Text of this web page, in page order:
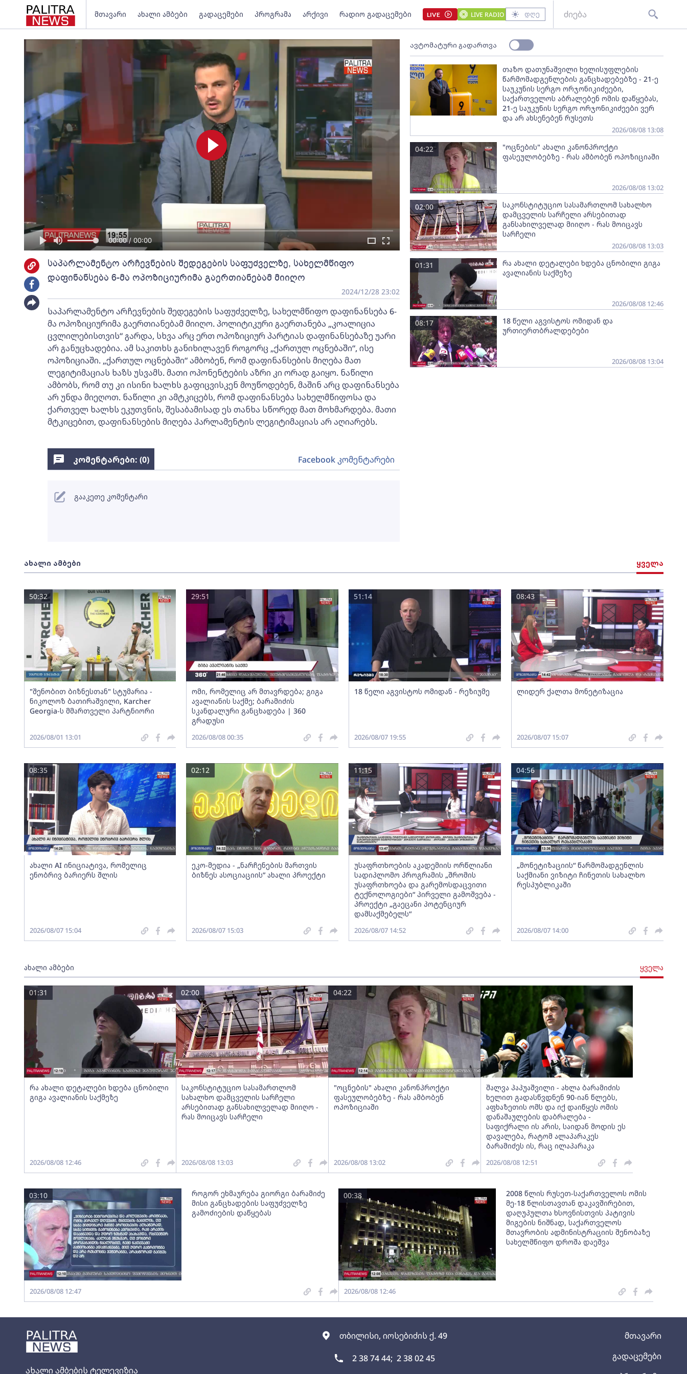
მთავარი ახალი ამბები გადაცემები პროგრამა არქივი რადიო გადაცემები LIVE LIVE RADIO დღე
ახალი ამბების ტელევიზია
თბილისი, იოსებიძის ქ. 49
2 38 74 44; 2 38 02 45
მთავარი
გადაცემები
00:00 / 00:00
საპარლამენტო არჩევნების შედეგების საფუძველზე, სახელმწიფო
დაფინანსება 6-მა ოპოზიციურიმა გაერთიანებამ მიიღო
2024/12/28 23:02
საპარლამენტო არჩევნების შედეგების საფუძველზე, სახელმწიფო დაფინანსება 6-
მა ოპოზიციურიმა გაერთიანებამ მიიღო. პოლიტიკური გაერთანება „კოალიცია
ცვლილებისთვის“ გარდა, სხვა არც ერთ ოპოზიციურ პარტიას დაფინანსებაზე უარი
არ განუცხადებია. ამ საკითხს განიხილავენ როგორც „ქართულ ოცნებაში“, ისე
ოპოზიციაში. „ქართულ ოცნებაში“ ამბობენ, რომ დაფინანსების მიღება მათ
ლეგიტიმაციას ხაზს უსვამს. მათი ოპონენტების აზრი კი ორად გაიყო. ნაწილი
ამბობს, რომ თუ კი ისინი ხალხს გაფიცვისკენ მოუწოდებენ, მაშინ არც დაფინანსება
არ უნდა მიეღოთ. ნაწილი კი ამტკიცებს, რომ დაფინანსება სახელმწიფოსა და
ქართველ ხალხს ეკუთვნის, შესაბამისად ეს თანხა სწორედ მათ მოხმარდება. მათი
მტკიცებით, დაფინანსების მიღება პარლამენტის ლეგიტიმაციას არ აღიარებს.
ავტომატური გადართვა
თაზო დათუნაშვილი ხელისუფლების
წარმომადგენლების განცხადებებზე - 21-ე
საუკუნის სერგო ორჯონიკიძეები,
საქართველოს აბრალებენ ომის დაწყებას,
21-ე საუკუნის სერგო ორჯონიკიძეები ვერ
და არ ახსენებენ რუსეთს
2026/08/08 13:08
"ოცნების" ახალი კანონპროქტი
ფასეულობებზე - რას ამბობენ ოპოზიციაში
04:22
2026/08/08 13:02
საკონსტიტუციო სასამართლომ სახალხო
დამცველის სარჩელი არსებითად
განსახილველად მიიღო - რას მოიცავს
სარჩელი
02:00
2026/08/08 13:03
რა ახალი დეტალები ხდება ცნობილი გიგა
ავალიანის საქმეზე
01:31
2026/08/08 12:46
18 წელი აგვისტოს ომიდან და
ურთიერთბრალდებები
08:17
2026/08/08 13:04
ახალი ამბები ყველა
"შენობით ბიზნესთან" სტუმარია -
ნიკოლოზ ბათირაშვილი, Karcher
Georgia-ს მმართველი პარტნიორი
50:32
2026/08/01 13:01
ომი, რომელიც არ მთავრდება; გიგა
ავალიანის საქმე; ბარამიძის
სკანდალური განცხადება | 360
გრადუსი
29:51
2026/08/08 00:35
18 წელი აგვისტოს ომიდან - რეზიუმე
51:14
2026/08/07 19:55
ლიდერ ქალთა მონეტიზაცია
08:43
2026/08/07 15:07
ახალი AI ინიციატივა, რომელიც
ენობრივ ბარიერს შლის
08:35
2026/08/07 15:04
ეკო-მედია - „ნარჩენების მართვის
ბიზნეს ასოციაციის” ახალი პროექტი
02:12
2026/08/07 15:03
უსაფრთხოების აკადემიის ორწლიანი
სადიპლომო პროგრამის „შრომის
უსაფრთხოება და გარემოსდაცვითი
ტექნოლოგიები“ პირველი გამოშვება -
პროექტი „გაეცანი პოტენციურ
დამსაქმებელს“
11:15
2026/08/07 14:52
„მონეტიზაციის“ წარმომადგენლის
საქმიანი ვიზიტი ჩინეთის სახალხო
რესპუბლიკაში
04:56
2026/08/07 14:00
ახალი ამბები ყველა
რა ახალი დეტალები ხდება ცნობილი
გიგა ავალიანის საქმეზე
01:31
2026/08/08 12:46
საკონსტიტუციო სასამართლომ
სახალხო დამცველის სარჩელი
არსებითად განსახილველად მიიღო -
რას მოიცავს სარჩელი
02:00
2026/08/08 13:03
"ოცნების" ახალი კანონპროქტი
ფასეულობებზე - რას ამბობენ
ოპოზიციაში
04:22
2026/08/08 13:02
შალვა პაპუაშვილი - ახლა ბარამიძის
ხელით გადასწვდნენ 90-იან წლებს,
აფხაზეთის ომს და იქ დაიწყეს ომის
დანაშაულების დაბრალება -
საფიქრალი ის არის, საიდან მოდის ეს
დავალება, რატომ ალაპარაკეს
ბარამიძეს ის, რაც ილაპარაკა
2026/08/08 12:51
როგორ ეხმაურება გიორგი ბარამიძე
მისი განცხადების საფუძველზე
გამოძიების დაწყებას
03:10
2026/08/08 12:47
2008 წლის რუსეთ-საქართველოს ომის
მე-18 წლისთავთან დაკავშირებით,
დაღუპულთა ხსოვნისთვის პატივის
მიგების ნიშნად, საქართველოს
მთავრობის ადმინისტრაციის შენობაზე
სახელმწიფო დროშა დაეშვა
00:38
2026/08/08 12:46
კომენტარები: (0) Facebook კომენტარები
გააკეთე კომენტარი